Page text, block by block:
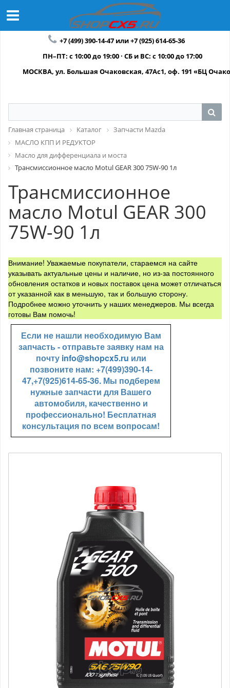
+7 (499) 390-14-47 или +7 (925) 614-65-36
ПН–ПТ: с 10:00 до 19:00 · СБ и ВС: с 10:00 до 17:00
МОСКВА, ул. Большая Очаковская, 47Ас1, оф. 191 «БЦ
Главная страница Каталог
Запчасти Mazda
МАСЛО КПП И РЕДУКТОР
Масло для дифференциала и моста
Трансмиссионное масло Motul GEAR 300 75W-90 1л
Трансмиссионное
масло Motul GEAR 300
75W-90 1л
Внимание! Уважаемые покупатели, стараемся на сайте
указывать актуальные цены и наличие, но из-за постоянного
обновления остатков и новых поставок цена может отличаться
от указанной как в меньшую, так и большую сторону.
Подробнее можно уточнить у наших менеджеров. Мы всегда
готовы Вам помочь!
Если не нашли необходимую Вам
запчасть - отправьте заявку нам на
почту info@shopcx5.ru или
позвоните нам: +7(499)390-14-
47,+7(925)614-65-36. Мы подберем
нужные запчасти для Вашего
автомобиля, качественно и
профессионально! Бесплатная
консультация по всем вопросам!